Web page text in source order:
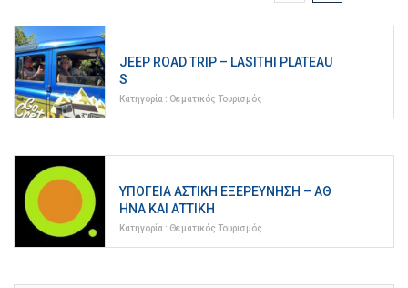
JEEP ROAD TRIP – LASITHI PLATEAU
S
Κατηγορία : Θεματικός Τουρισμός
ΥΠΌΓΕΙΑ ΑΣΤΙΚΉ ΕΞΕΡΕΎΝΗΣΗ – ΑΘ
ΉΝΑ ΚΑΙ ΑΤΤΙΚΉ
Κατηγορία : Θεματικός Τουρισμός